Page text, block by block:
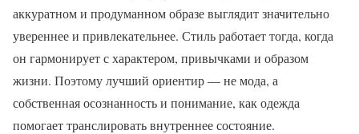
аккуратном и продуманном образе выглядит значительно
увереннее и привлекательнее. Стиль работает тогда, когда
он гармонирует с характером, привычками и образом
жизни. Поэтому лучший ориентир — не мода, а
собственная осознанность и понимание, как одежда
помогает транслировать внутреннее состояние.